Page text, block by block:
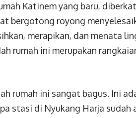
Katinem yang baru,
bergotong royong
merapikan, dan menata
rumah ini merupakan
rumah ini sangat bagus. Ini
stasi di Nyukang Harja sudah